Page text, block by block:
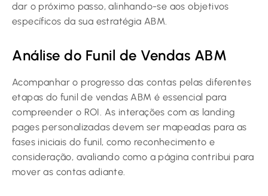
dar o próximo passo, alinhando-se aos objetivos
específicos da sua estratégia ABM.
Análise do Funil de Vendas ABM
Acompanhar o progresso das contas pelas diferentes
etapas do funil de vendas ABM é essencial para
compreender o ROI. As interações com as landing
pages personalizadas devem ser mapeadas para as
fases iniciais do funil, como reconhecimento e
consideração, avaliando como a página contribui para
mover as contas adiante.